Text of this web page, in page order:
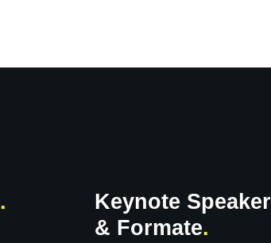
Keynote Speaker
& Formate